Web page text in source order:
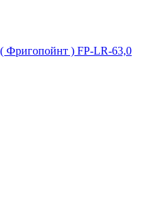
Фригопойнт ) FP-LR-63,0